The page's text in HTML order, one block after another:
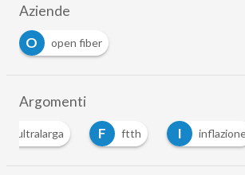
Aziende
O
open fiber
Argomenti
ultralarga F ftth I